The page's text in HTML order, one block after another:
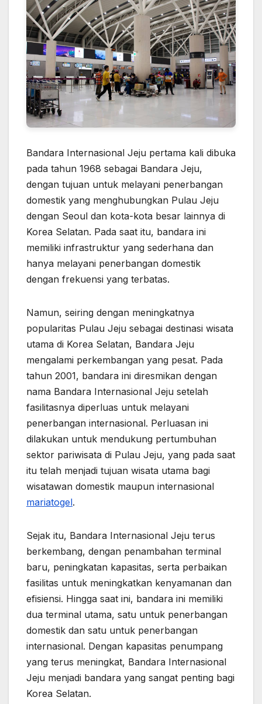
Bandara Internasional Jeju pertama kali dibuka
pada tahun 1968 sebagai Bandara Jeju,
dengan tujuan untuk melayani penerbangan
domestik yang menghubungkan Pulau Jeju
dengan Seoul dan kota-kota besar lainnya di
Korea Selatan. Pada saat itu, bandara ini
memiliki infrastruktur yang sederhana dan
hanya melayani penerbangan domestik
dengan frekuensi yang terbatas.
Namun, seiring dengan meningkatnya
popularitas Pulau Jeju sebagai destinasi wisata
utama di Korea Selatan, Bandara Jeju
mengalami perkembangan yang pesat. Pada
tahun 2001, bandara ini diresmikan dengan
nama Bandara Internasional Jeju setelah
fasilitasnya diperluas untuk melayani
penerbangan internasional. Perluasan ini
dilakukan untuk mendukung pertumbuhan
sektor pariwisata di Pulau Jeju, yang pada saat
itu telah menjadi tujuan wisata utama bagi
wisatawan domestik maupun internasional
mariatogel.
Sejak itu, Bandara Internasional Jeju terus
berkembang, dengan penambahan terminal
baru, peningkatan kapasitas, serta perbaikan
fasilitas untuk meningkatkan kenyamanan dan
efisiensi. Hingga saat ini, bandara ini memiliki
dua terminal utama, satu untuk penerbangan
domestik dan satu untuk penerbangan
internasional. Dengan kapasitas penumpang
yang terus meningkat, Bandara Internasional
Jeju menjadi bandara yang sangat penting bagi
Korea Selatan.